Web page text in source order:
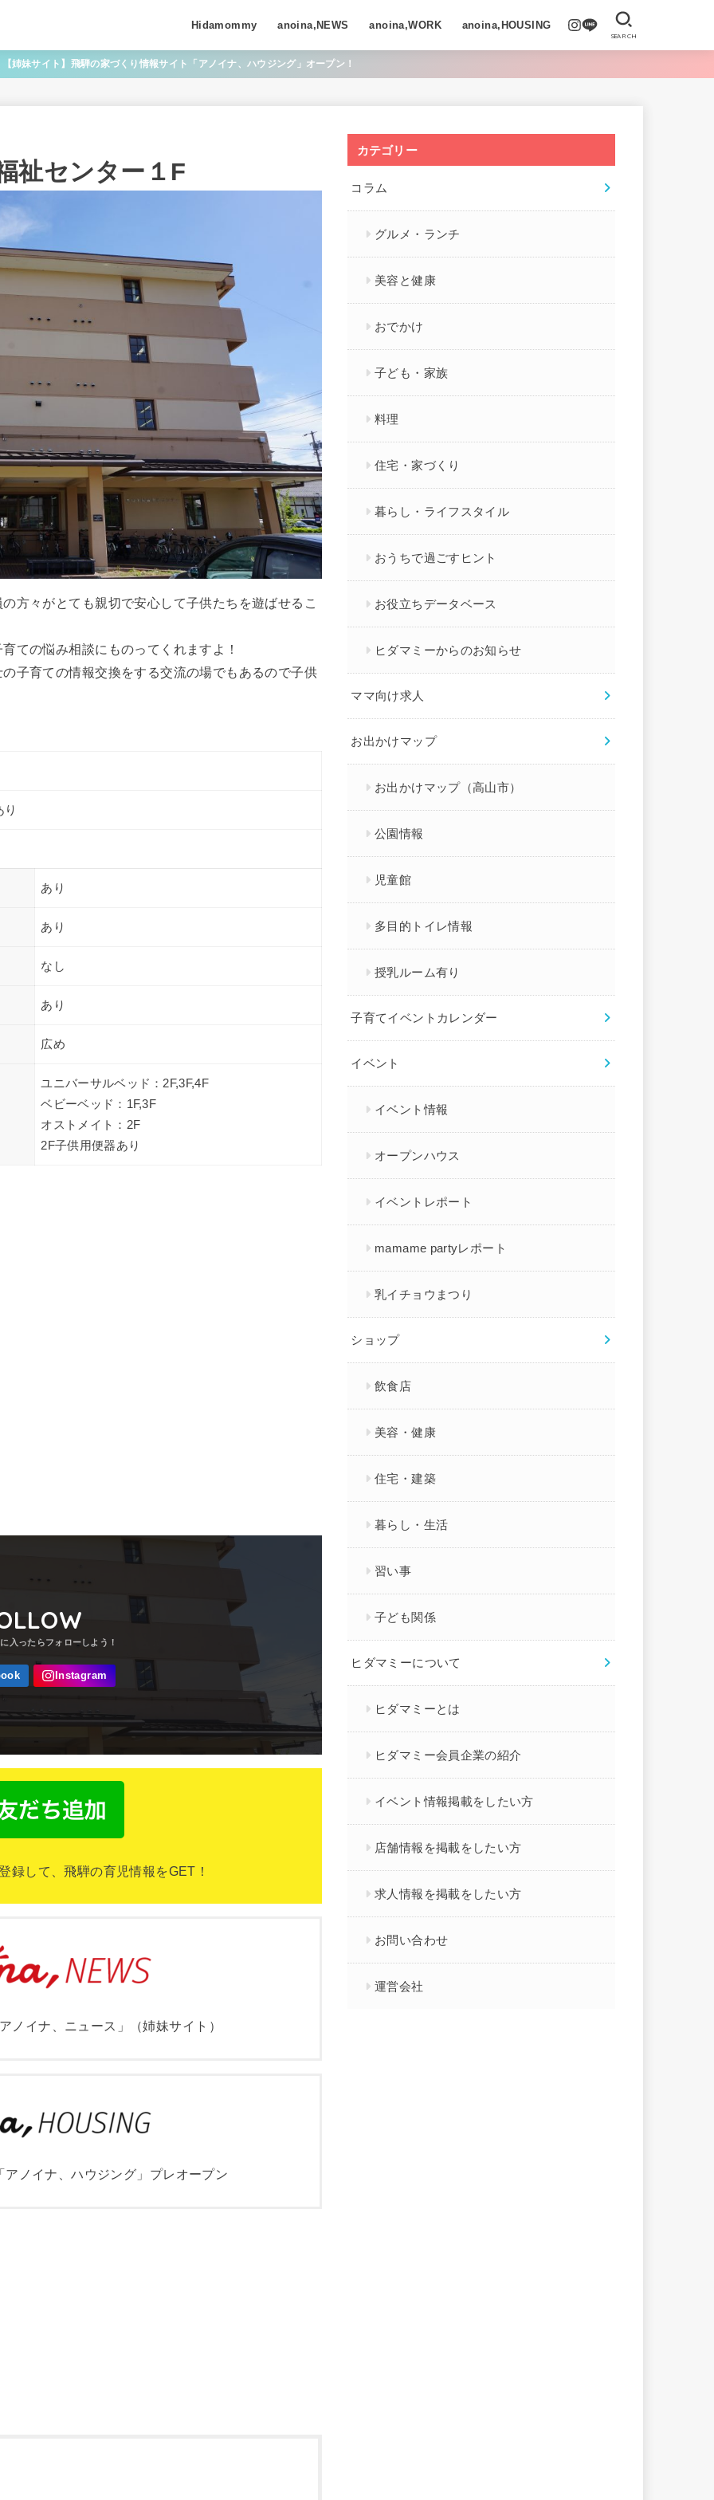
Hidamommy anoina,NEWS anoina,WORK anoina,HOUSING
SEARCH
【姉妹サイト】飛騨の家づくり情報サイト「アノイナ、ハウジング」オープン！
祉センター１F
方々がとても親切で安心して子供たちを遊ばせるこ
ての悩み相談にものってくれますよ！
子育ての情報交換をする交流の場でもあるので子供
あり
あり
なし
あり
広め
ユニバーサルベッド：2F,3F,4F
ベビーベッド：1F,3F
オストメイト：2F
2F子供用便器あり
録して、飛騨の育児情報をGET！
ノイナ、ニュース」（姉妹サイト）
ノイナ、ハウジング」プレオープン
カテゴリー
コラム
グルメ・ランチ
美容と健康
おでかけ
子ども・家族
料理
住宅・家づくり
暮らし・ライフスタイル
おうちで過ごすヒント
お役立ちデータベース
ヒダマミーからのお知らせ
ママ向け求人
お出かけマップ
お出かけマップ（高山市）
公園情報
児童館
多目的トイレ情報
授乳ルーム有り
子育てイベントカレンダー
イベント
イベント情報
オープンハウス
イベントレポート
mamame partyレポート
乳イチョウまつり
ショップ
飲食店
美容・健康
住宅・建築
暮らし・生活
習い事
子ども関係
ヒダマミーについて
ヒダマミーとは
ヒダマミー会員企業の紹介
イベント情報掲載をしたい方
店舗情報を掲載をしたい方
求人情報を掲載をしたい方
お問い合わせ
運営会社